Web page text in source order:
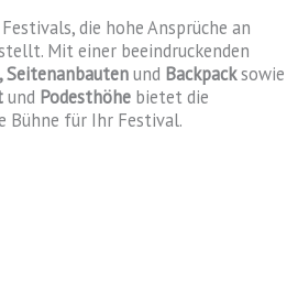
die hohe Ansprüche an
Mit einer beeindruckenden
Seitenanbautenund Backpacksowie
und Podesthöhe bietet die
Bühne für Ihr Festival.